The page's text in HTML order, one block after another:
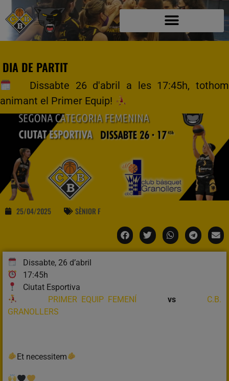
DIA DE PARTIT
Dissabte 26 d'abril a les 17:45h, tothom
animant el Primer Equip!
25/04/2025 SÈNIOR F
Dissabte, 26 d’abril
17:45h
Ciutat Esportiva
PRIMER EQUIP FEMENÍ
vs
C.B.
GRANOLLERS
Et necessitem